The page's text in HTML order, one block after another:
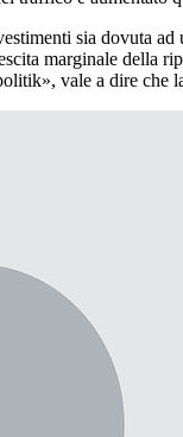
sia dovuta
marginale della
vale a dire che